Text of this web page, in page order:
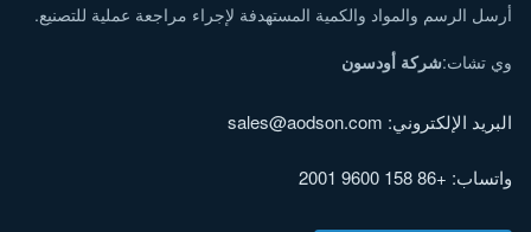
أرسل الرسم والمواد والكمية المستهدفة لإجراء مراجعة عملية للتصنيع.
وي تشات:شركة أودسون
البريد الإلكتروني: sales@aodson.com
واتساب: +86 158 9600 2001